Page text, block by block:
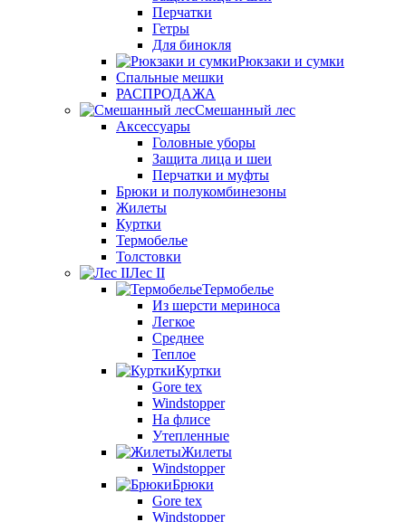
Перчатки
Гетры
Для бинокля
Рюкзаки и сумки
Спальные мешки
РАСПРОДАЖА
Смешанный лес
Аксессуары
Головные уборы
Защита лица и шеи
Перчатки и муфты
Брюки и полукомбинезоны
Жилеты
Куртки
Термобелье
Толстовки
Лес II
Термобелье
Из шерсти мериноса
Легкое
Среднее
Теплое
Куртки
Gore tex
Windstopper
На флисе
Утепленные
Жилеты
Windstopper
Брюки
Gore tex
Windstopper